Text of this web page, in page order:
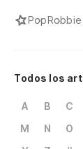
PopRobbie
Todos los
A B C
M
N O